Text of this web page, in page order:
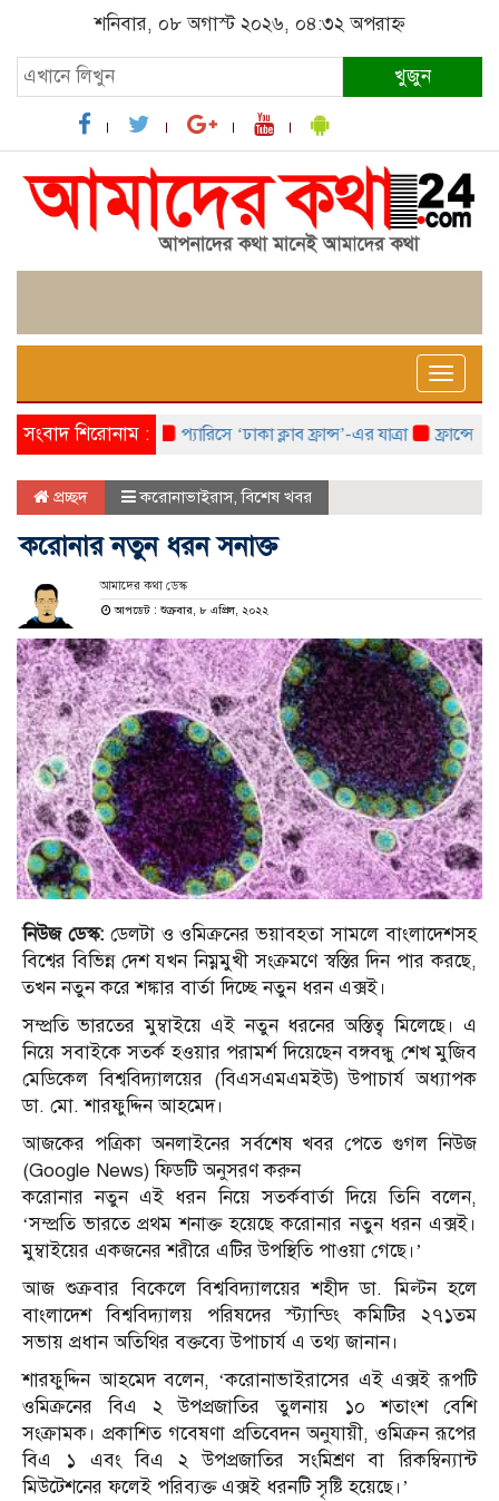
শনিবার, ০৮ অগাস্ট ২০২৬, ০৪:৩২ অপরাহ্ন
খুজুন
Toggle
সংবাদ শিরোনাম :প্যারিসে ‘ঢাকা ক্লাব ফ্রান্স’-এর যাত্রা ফ্রান্সে
প্রচ্ছদ করোনাভাইরাস,বিশেষ খবর
করোনার নতুন ধরন সনাক্ত
আমাদের কথা ডেস্ক
আপডেট : শুক্রবার, ৮ এপ্রিল, ২০২২
নিউজ ডেস্ক:ডেলটা ও ওমিক্রনের ভয়াবহতা সামলে বাংলাদেশসহ
বিশ্বের বিভিন্ন দেশ যখন নিম্নমুখী সংক্রমণে স্বস্তির দিন পার করছে,
তখন নতুন করে শঙ্কার বার্তা দিচ্ছে নতুন ধরন এক্সই।
সম্প্রতি ভারতের মুম্বাইয়ে এই নতুন ধরনের অস্তিত্ব মিলেছে। এ
নিয়ে সবাইকে সতর্ক হওয়ার পরামর্শ দিয়েছেন বঙ্গবন্ধু শেখ মুজিব
মেডিকেল বিশ্ববিদ্যালয়ের (বিএসএমএমইউ) উপাচার্য অধ্যাপক
ডা. মো. শারফুদ্দিন আহমেদ।
আজকের পত্রিকা অনলাইনের সর্বশেষ খবর পেতে গুগল নিউজ
(Google News) ফিডটি অনুসরণ করুন
করোনার নতুন এই ধরন নিয়ে সতর্কবার্তা দিয়ে তিনি বলেন,
‘সম্প্রতি ভারতে প্রথম শনাক্ত হয়েছে করোনার নতুন ধরন এক্সই।
মুম্বাইয়ের একজনের শরীরে এটির উপস্থিতি পাওয়া গেছে।’
আজ শুক্রবার বিকেলে বিশ্ববিদ্যালয়ের শহীদ ডা. মিল্টন হলে
বাংলাদেশ বিশ্ববিদ্যালয় পরিষদের স্ট্যান্ডিং কমিটির ২৭১তম
সভায় প্রধান অতিথির বক্তব্যে উপাচার্য এ তথ্য জানান।
শারফুদ্দিন আহমেদ বলেন, ‘করোনাভাইরাসের এই এক্সই রূপটি
ওমিক্রনের বিএ ২ উপপ্রজাতির তুলনায় ১০ শতাংশ বেশি
সংক্রামক। প্রকাশিত গবেষণা প্রতিবেদন অনুযায়ী, ওমিক্রন রূপের
বিএ ১ এবং বিএ ২ উপপ্রজাতির সংমিশ্রণ বা রিকম্বিন্যান্ট
মিউটেশনের ফলেই পরিব্যক্ত এক্সই ধরনটি সৃষ্টি হয়েছে।’